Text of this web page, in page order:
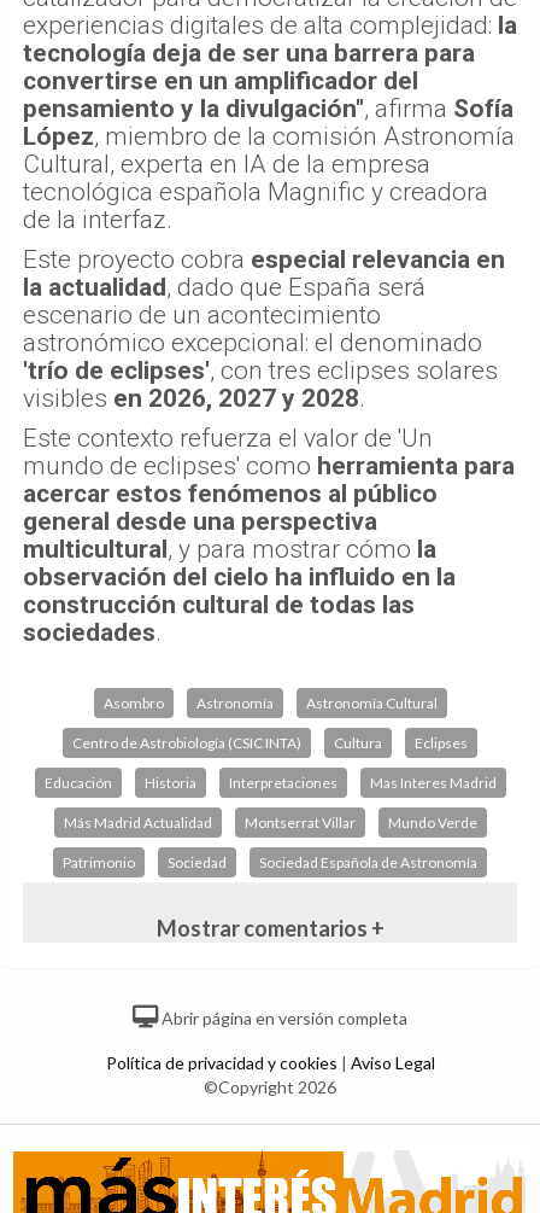
experiencias digitales de alta complejidad: la
tecnología deja de ser una barrera para
convertirse en un amplificador del
pensamiento y la divulgación", afirma Sofía
López, miembro de la comisión Astronomía
Cultural, experta en IA de la empresa
tecnológica española Magnific y creadora
de la interfaz.
Este proyecto cobra especial relevancia en
la actualidad, dado que España será
escenario de un acontecimiento
astronómico excepcional: el denominado
'trío de eclipses', con tres eclipses solares
visibles en 2026, 2027 y 2028.
Este contexto refuerza el valor de 'Un
mundo de eclipses' como herramienta para
acercar estos fenómenos al público
general desde una perspectiva
multicultural, y para mostrar cómo la
observación del cielo ha influido en la
construcción cultural de todas las
sociedades.
Asombro Astronomía Astronomía Cultural
Centro de Astrobiología (CSIC INTA) Cultura Eclipses
Educación Historia Interpretaciones Mas Interes Madrid
Más Madrid Actualidad Montserrat Villar Mundo Verde
Patrimonio Sociedad Sociedad Española de Astronomía
Mostrar comentarios +
Abrir página en versión completa
Política de privacidad y cookies | Aviso Legal
©Copyright 2026